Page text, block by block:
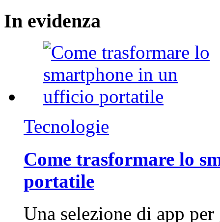
In evidenza
Tecnologie
Come trasformare lo
portatile
Una selezione di app